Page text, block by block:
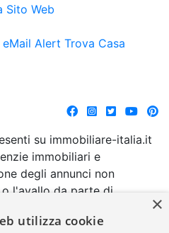
Sito Web
eMail Alert Trova Casa
su immobiliare-italia.it
immobiliari e
degli annunci non
l'avallo da parte di
immobiliare-italia.it
×
utilizza cookie